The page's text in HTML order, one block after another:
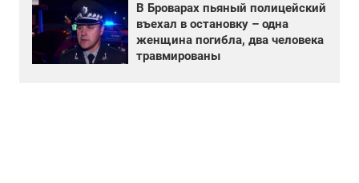
В Броварах пьяный полицейский
въехал в остановку – одна
женщина погибла, два человека
травмированы